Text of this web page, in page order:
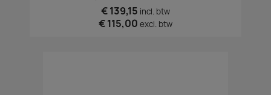
€ 139,15 incl. btw
€ 115,00 excl. btw